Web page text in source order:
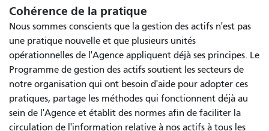
Cohérence de la pratique
Nous sommes conscients que la gestion des actifs n'est pas
une pratique nouvelle et que plusieurs unités
opérationnelles de l'Agence appliquent déjà ses principes. Le
Programme de gestion des actifs soutient les secteurs de
notre organisation qui ont besoin d'aide pour adopter ces
pratiques, partage les méthodes qui fonctionnent déjà au
sein de l'Agence et établit des normes afin de faciliter la
circulation de l'information relative à nos actifs à tous les